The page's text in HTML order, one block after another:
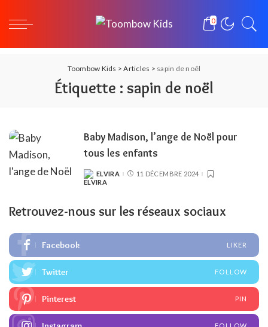
0
Toombow Kids >Articles > sapin de noël
Étiquette : sapin de noël
Baby Madison, l’ange de Noël pour
tous les enfants
POSTED
BY
ELVIRA 11 DÉCEMBRE 2024
Retrouvez-nous sur les réseaux sociaux
Facebook LIKER
Twitter FOLLOW
Pinterest PIN